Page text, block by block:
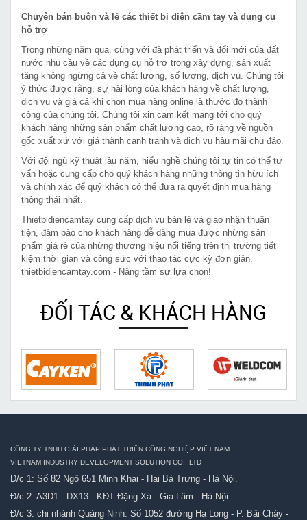
Chuyên bán buôn và lẻ các thiết bị điện cầm tay và dụng cụ
hỗ trợ
Trong những năm qua, cùng với đà phát triển và đổi mới của đất
nước nhu cầu về các dụng cụ hỗ trợ trong xây dựng, sản xuất
tăng không ngừng cả về chất lượng, số lượng, dịch vụ. Chúng tôi
ý thức được rằng, sự hài lòng của khách hàng về chất lượng,
dịch vụ và giá cả khi chọn mua hàng online là thước đo thành
công của chúng tôi. Chúng tôi xin cam kết mang tới cho quý
khách hàng những sản phẩm chất lượng cao, rõ ràng về nguồn
gốc xuất xứ với giá thành cạnh tranh và dịch vụ hậu mãi chu đáo.
Với đội ngũ kỹ thuật lâu năm, hiểu nghề chúng tôi tự tin có thể tư
vấn hoặc cung cấp cho quý khách hàng những thông tin hữu ích
và chính xác để quý khách có thể đưa ra quyết định mua hàng
thông thái nhất.
Thietbidiencamtay cung cấp dịch vụ bán lẻ và giao nhận thuận
tiện, đảm bảo cho khách hàng dễ dàng mua được những sản
phẩm giá rẻ của những thương hiệu nổi tiếng trên thị trường tiết
kiệm thời gian và công sức với thao tác cực kỳ đơn giản.
thietbidiencamtay.com - Nâng tầm sự lựa chọn!
ĐỐI TÁC & KHÁCH HÀNG
CÔNG TY TNHH GIẢI PHÁP PHÁT TRIỂN CÔNG NGHIỆP VIỆT NAM
VIETNAM INDUSTRY DEVELOPMENT SOLUTION CO., LTD
Đ/c 1: Số 82 Ngõ 651 Minh Khai - Hai Bà Trưng - Hà Nội.
Đ/c 2: A3D1 - DX13 - KĐT Đặng Xá - Gia Lâm - Hà Nội
Đ/c 3: chi nhánh Quảng Ninh: Số 1052 đường Hạ Long - P. Bãi Cháy -